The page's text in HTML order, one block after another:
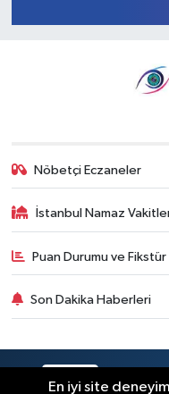
Nöbetçi Eczaneler
İstanbul Namaz
Puan Durumu ve Fikstür
Son Dakika Haberleri
En iyi site